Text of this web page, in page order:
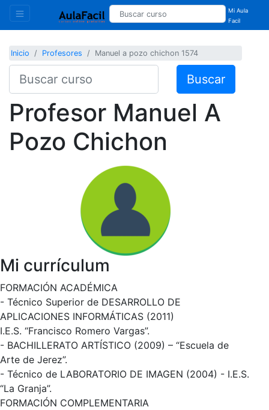
Mi Aula
Facil
Inicio Profesores Manuel a pozo chichon 1574
Buscar
Profesor Manuel A
Pozo Chichon
Mi currículum
FORMACIÓN ACADÉMICA
- Técnico Superior de DESARROLLO DE
APLICACIONES INFORMÁTICAS (2011)
I.E.S. “Francisco Romero Vargas”.
- BACHILLERATO ARTÍSTICO (2009) – “Escuela de
Arte de Jerez”.
- Técnico de LABORATORIO DE IMAGEN (2004) - I.E.S.
“La Granja”.
FORMACIÓN COMPLEMENTARIA